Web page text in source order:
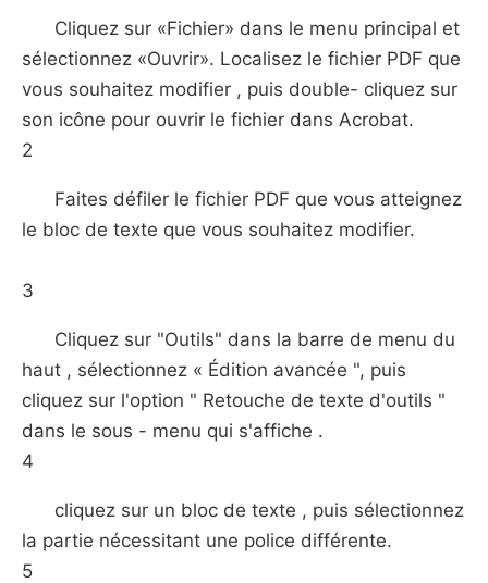
Cliquez sur «Fichier» dans le menu principal et
sélectionnez «Ouvrir». Localisez le fichier PDF que
vous souhaitez modifier , puis double- cliquez sur
son icône pour ouvrir le fichier dans Acrobat.
2
Faites défiler le fichier PDF que vous atteignez
le bloc de texte que vous souhaitez modifier.
3
Cliquez sur "Outils" dans la barre de menu du
haut , sélectionnez « Édition avancée ", puis
cliquez sur l'option " Retouche de texte d'outils "
dans le sous - menu qui s'affiche .
4
cliquez sur un bloc de texte , puis sélectionnez
la partie nécessitant une police différente.
5